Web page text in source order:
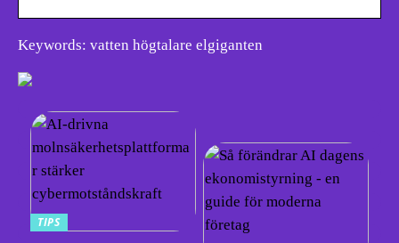
Keywords: vatten högtalare elgiganten
TIPS